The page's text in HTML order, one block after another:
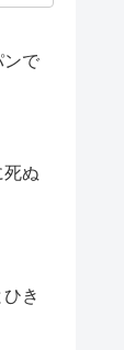
ンで
ぬ
き